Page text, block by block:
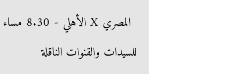
للسيدات والقنوات الناقلة